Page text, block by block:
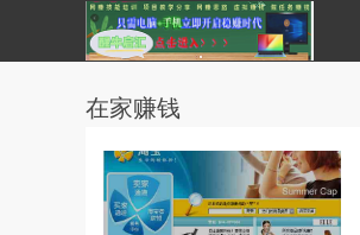
在家赚钱